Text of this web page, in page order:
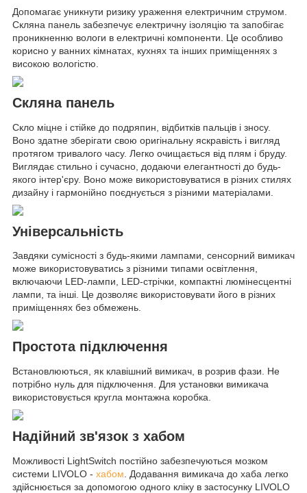
Допомагає уникнути ризику ураження електричним струмом.
Скляна панель забезпечує електричну ізоляцію та запобігає
проникненню вологи в електричні компоненти. Це особливо
корисно у ванних кімнатах, кухнях та інших приміщеннях з
високою вологістю.
Скляна панель
Скло міцне і стійке до подряпин, відбитків пальців і зносу.
Воно здатне зберігати свою оригінальну яскравість і вигляд
протягом тривалого часу. Легко очищається від плям і бруду.
Виглядає стильно і сучасно, додаючи елегантності до будь-
якого інтер'єру. Воно може використовуватися в різних стилях
дизайну і гармонійно поєднується з різними матеріалами.
Універсальність
Завдяки сумісності з будь-якими лампами, сенсорний вимикач
може використовуватись з різними типами освітлення,
включаючи LED-лампи, LED-стрічки, компактні люмінесцентні
лампи, та інші. Це дозволяє використовувати його в різних
приміщеннях без обмежень.
Простота підключення
Встановлюються, як клавішний вимикач, в розрив фази. Не
потрібно нуль для підключення. Для установки вимикача
використовується кругла монтажна коробка.
Надійний зв'язок з хабом
Можливості LightSwitch постійно забезпечуються мозком
системи LIVOLO - хабом . Додавання вимикача до хаба легко
здійснюється за допомогою одного кліку в застосунку LIVOLO